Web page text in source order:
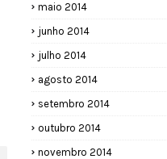
maio 2014
junho 2014
julho 2014
agosto 2014
setembro 2014
outubro 2014
novembro 2014